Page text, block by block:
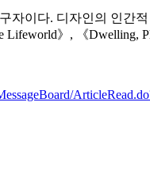
이다. 디자인의 인간
》, 《Dwelling,